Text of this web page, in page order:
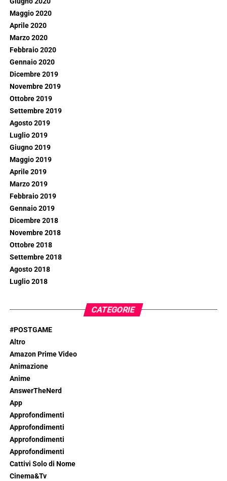
Maggio 2020
Aprile 2020
Marzo 2020
Febbraio 2020
Gennaio 2020
Dicembre 2019
Novembre 2019
Ottobre 2019
Settembre 2019
Agosto 2019
Luglio 2019
Giugno 2019
Maggio 2019
Aprile 2019
Marzo 2019
Febbraio 2019
Gennaio 2019
Dicembre 2018
Novembre 2018
Ottobre 2018
Settembre 2018
Agosto 2018
Luglio 2018
CATEGORIE
#POSTGAME
Altro
Amazon Prime Video
Animazione
Anime
AnswerTheNerd
App
Approfondimenti
Approfondimenti
Approfondimenti
Approfondimenti
Cattivi Solo di Nome
Cinema&Tv